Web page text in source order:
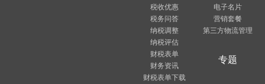
税收优惠
税务问答
纳税调整
纳税评估
财税表单
财务资讯
财税表单下载
电子名片
营销套餐
第三方物流管理
专题